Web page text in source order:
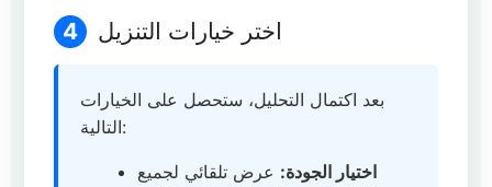
4 اختر خيارات التنزيل
بعد اكتمال التحليل، ستحصل على الخيارات
التالية:
اختيار الجودة: عرض تلقائي لجميع